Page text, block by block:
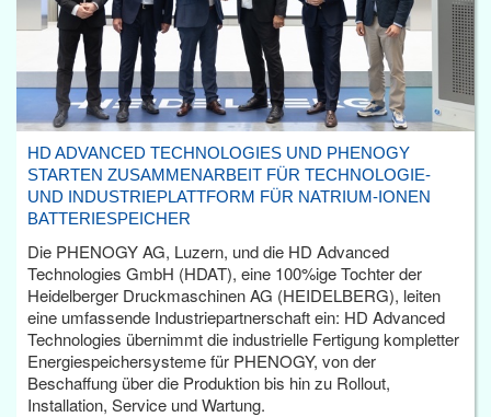
HD ADVANCED TECHNOLOGIES UND PHENOGY
STARTEN ZUSAMMENARBEIT FÜR TECHNOLOGIE-
UND INDUSTRIEPLATTFORM FÜR NATRIUM-IONEN
BATTERIESPEICHER
Die PHENOGY AG, Luzern, und die HD Advanced
Technologies GmbH (HDAT), eine 100%ige Tochter der
Heidelberger Druckmaschinen AG (HEIDELBERG), leiten
eine umfassende Industriepartnerschaft ein: HD Advanced
Technologies übernimmt die industrielle Fertigung kompletter
Energiespeichersysteme für PHENOGY, von der
Beschaffung über die Produktion bis hin zu Rollout,
Installation, Service und Wartung.